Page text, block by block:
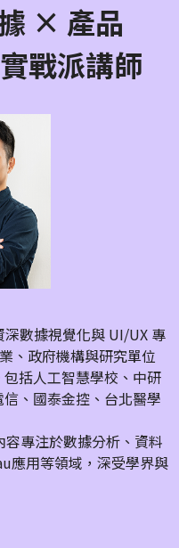
× 產品
戰派講師
數據視覺化與 UI/UX 專
、政府機構與研究單位
括人工智慧學校、中研
、國泰金控、台北醫學
專注於數據分析、資料
應用等領域，深受學界與